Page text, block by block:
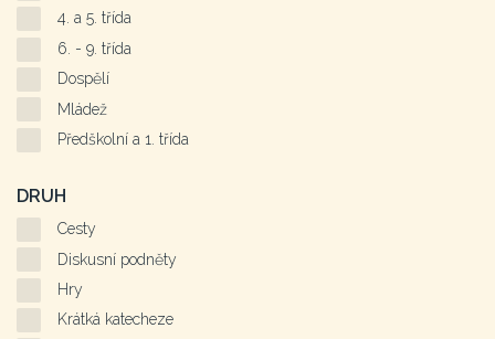
4. a 5. třída
6. - 9. třída
Dospělí
Mládež
Předškolní a 1. třída
DRUH
Cesty
Diskusní podněty
Hry
Krátká katecheze